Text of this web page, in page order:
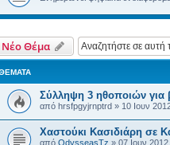
Νέο Θέμα
Σύλληψη 3 ηθοποιών για
από hrsfpgyjrnptrd » 10 Ιουν
Χαστούκι Κασιδιάρη σε
από OdysseasTz » 07 Ιουν